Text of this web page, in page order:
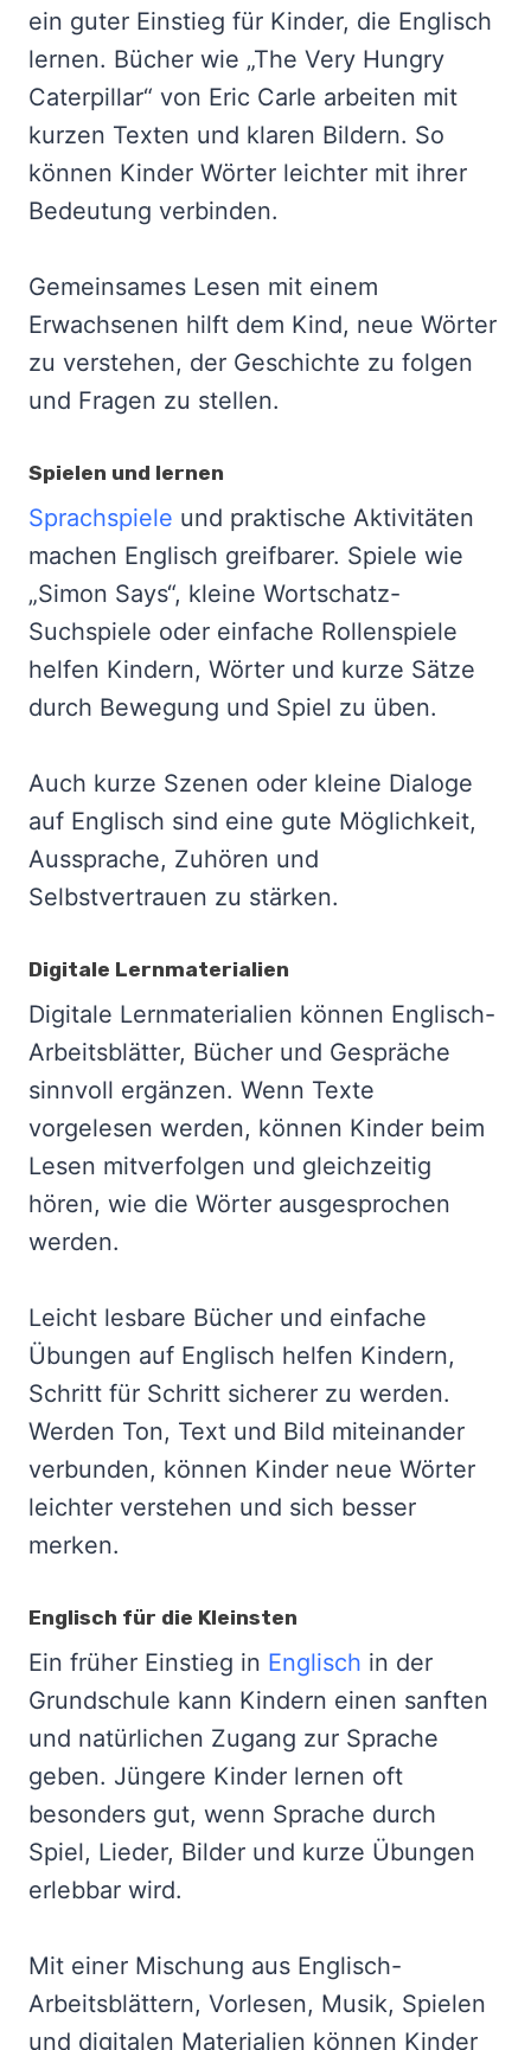
ein guter Einstieg für Kinder, die Englisch
lernen. Bücher wie „The Very Hungry
Caterpillar“ von Eric Carle arbeiten mit
kurzen Texten und klaren Bildern. So
können Kinder Wörter leichter mit ihrer
Bedeutung verbinden.
Gemeinsames Lesen mit einem
Erwachsenen hilft dem Kind, neue Wörter
zu verstehen, der Geschichte zu folgen
und Fragen zu stellen.
Spielen und lernen
Sprachspiele und praktische Aktivitäten
machen Englisch greifbarer. Spiele wie
„Simon Says“, kleine Wortschatz-
Suchspiele oder einfache Rollenspiele
helfen Kindern, Wörter und kurze Sätze
durch Bewegung und Spiel zu üben.
Auch kurze Szenen oder kleine Dialoge
auf Englisch sind eine gute Möglichkeit,
Aussprache, Zuhören und
Selbstvertrauen zu stärken.
Digitale Lernmaterialien
Digitale Lernmaterialien können Englisch-
Arbeitsblätter, Bücher und Gespräche
sinnvoll ergänzen. Wenn Texte
vorgelesen werden, können Kinder beim
Lesen mitverfolgen und gleichzeitig
hören, wie die Wörter ausgesprochen
werden.
Leicht lesbare Bücher und einfache
Übungen auf Englisch helfen Kindern,
Schritt für Schritt sicherer zu werden.
Werden Ton, Text und Bild miteinander
verbunden, können Kinder neue Wörter
leichter verstehen und sich besser
merken.
Englisch für die Kleinsten
Ein früher Einstieg in Englisch in der
Grundschule kann Kindern einen sanften
und natürlichen Zugang zur Sprache
geben. Jüngere Kinder lernen oft
besonders gut, wenn Sprache durch
Spiel, Lieder, Bilder und kurze Übungen
erlebbar wird.
Mit einer Mischung aus Englisch-
Arbeitsblättern, Vorlesen, Musik, Spielen
und digitalen Materialien können Kinder